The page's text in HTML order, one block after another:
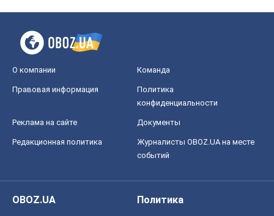
О компании Команда
Правовая информация
Политика
конфиденциальности
Реклама на сайте Документы
Редакционная политика
Журналисты OBOZ.UA на месте
событий
OBOZ.UA
Политика